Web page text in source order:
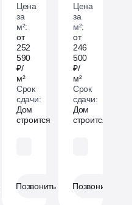
Цена
за
м²:
от
252
590
₽/
м²
Срок
сдачи:
Дом
строится
Позвонить
Цена
за
м²:
от
246
500
₽/
м²
Срок
сдачи:
Дом
строится
Позвонить